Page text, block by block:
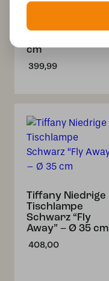
Tiffany
Deckenleuchte
cm
399,99
Tiffany Niedrige
Tischlampe
Schwarz “Fly
Away” – Ø 35 cm
408,00